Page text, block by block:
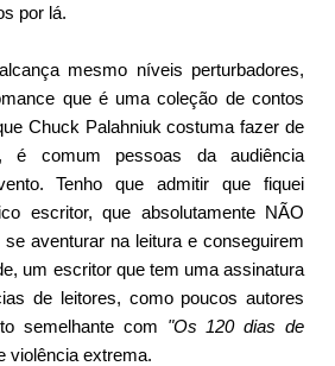
por lá.
mesmo níveis perturbadores,
que é uma coleção de contos
Chuck Palahniuk costuma fazer de
é comum pessoas da audiência
Tenho que admitir que fiquei
escritor, que absolutamente NÃO
aventurar na leitura e conseguirem
um escritor que tem uma assinatura
de leitores, como poucos autores
semelhante com "Os 120 dias de
violência extrema.